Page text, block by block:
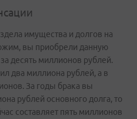
имущества и долгов на
вы приобрели данную
десять миллионов рублей.
два миллиона рублей, а в
За годы брака вы
рублей основного долга, то
составляет пять миллионов